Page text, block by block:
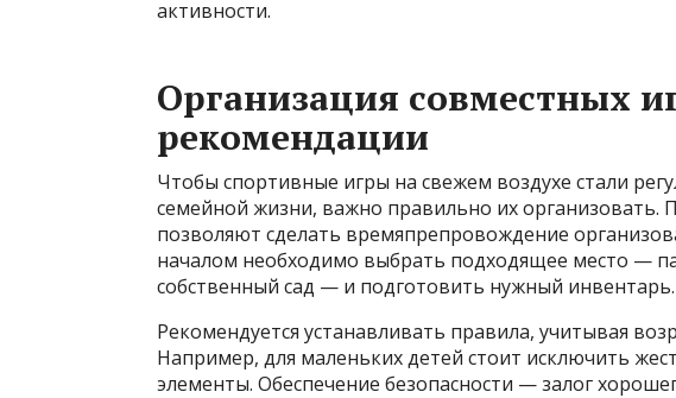
активности.
Организация совместных
рекомендации
Чтобы спортивные игры на свежем воздухе стали
семейной жизни, важно правильно их организовать.
позволяют сделать времяпрепровождение
началом необходимо выбрать подходящее место —
собственный сад — и подготовить нужный инвентарь.
Рекомендуется устанавливать правила, учитывая
Например, для маленьких детей стоит исключить
элементы. Обеспечение безопасности — залог